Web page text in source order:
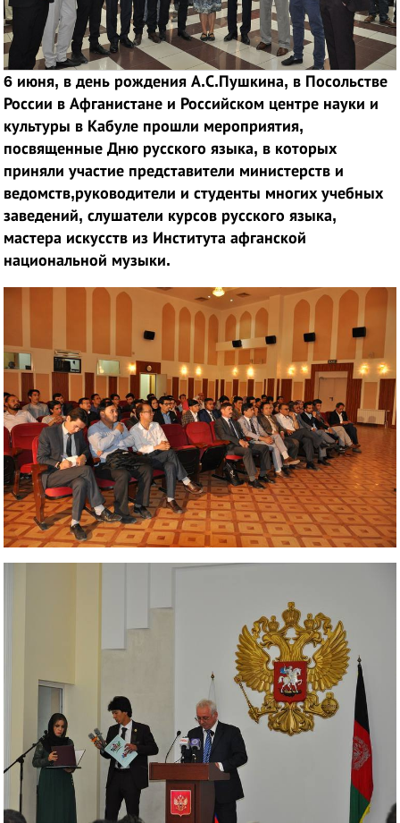
6 июня, в день рождения А.С.Пушкина, в Посольстве
России в Афганистане и Российском центре науки и
культуры в Кабуле прошли мероприятия,
посвященные Дню русского языка, в которых
приняли участие представители министерств и
ведомств,руководители и студенты многих учебных
заведений, слушатели курсов русского языка,
мастера искусств из Института афганской
национальной музыки.